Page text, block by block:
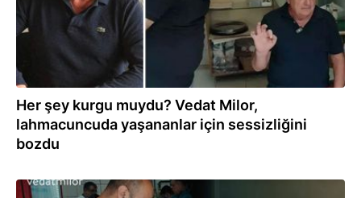
Her şey kurgu muydu? Vedat Milor,
lahmacuncuda yaşananlar için sessizliğini
bozdu